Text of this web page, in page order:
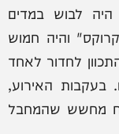
לבוש במדים
והיה חמוש
לחדור לאחד
בעקבות האירוע,
מחשש שהמחבל